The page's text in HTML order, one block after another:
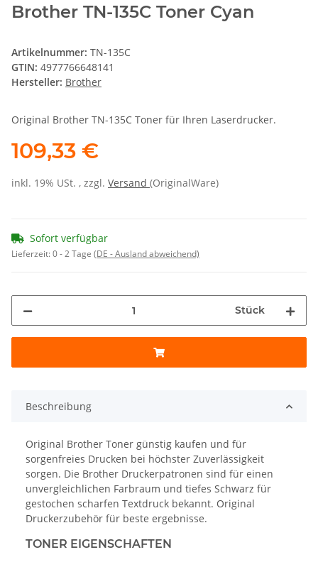
Brother TN-135C Toner Cyan
Artikelnummer: TN-135C
GTIN: 4977766648141
Hersteller: Brother
Original Brother TN-135C Toner für Ihren Laserdrucker.
109,33 €
inkl. 19% USt. , zzgl. Versand (OriginalWare)
Sofort verfügbar
Lieferzeit:0 - 2 Tage (DE - Ausland abweichend)
Stück
Beschreibung
Original Brother Toner günstig kaufen und für
sorgenfreies Drucken bei höchster Zuverlässigkeit
sorgen. Die Brother Druckerpatronen sind für einen
unvergleichlichen Farbraum und tiefes Schwarz für
gestochen scharfen Textdruck bekannt. Original
Druckerzubehör für beste ergebnisse.
TONER EIGENSCHAFTEN